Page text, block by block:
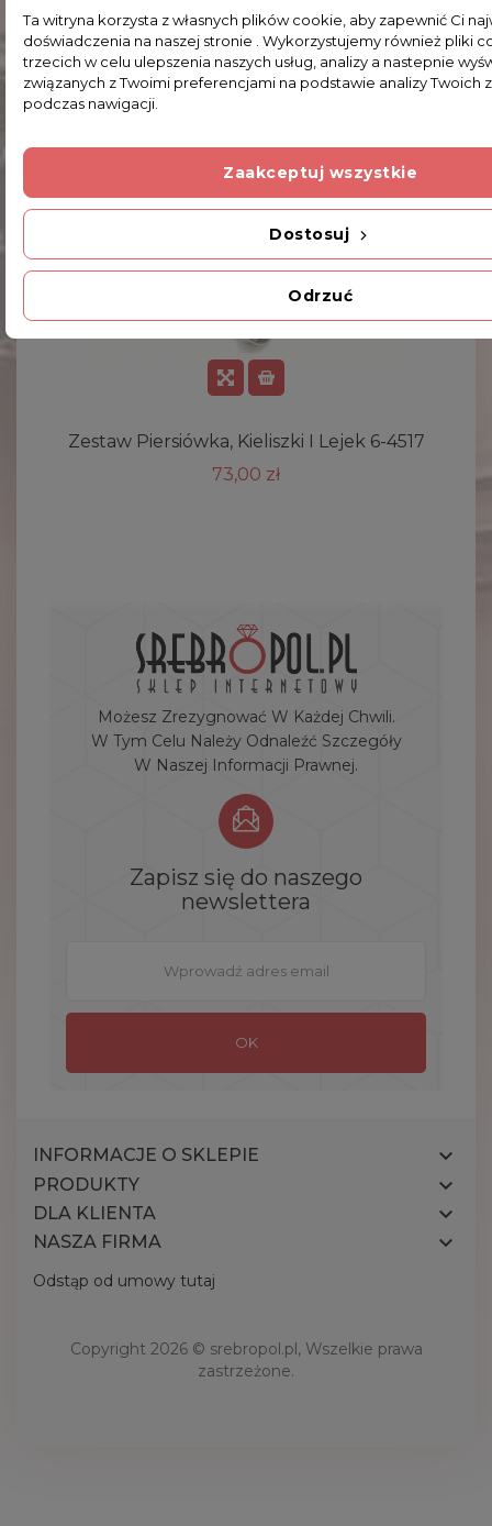
Zestaw Piersiówka, Kieliszki I Lejek 6-4517
73,00 zł
Możesz Zrezygnować W Każdej Chwili.
W Tym Celu Należy Odnaleźć Szczegóły
W Naszej Informacji Prawnej.
Zapisz się do naszego
newslettera
INFORMACJE O SKLEPIE 
PRODUKTY 
DLA KLIENTA 
NASZA FIRMA 
Ta witryna korzysta z własnych plików cookie, aby zapewnić Ci
doświadczenia na naszej stronie . Wykorzystujemy również pliki
trzecich w celu ulepszenia naszych usług, analizy a nastepnie
związanych z Twoimi preferencjami na podstawie analizy Twoich
podczas nawigacji.
Odrzuć
Dostosuj
Zaakceptuj wszystkie
Odstąp od umowy tutaj
Copyright 2026 © srebropol.pl, Wszelkie prawa
zastrzeżone.